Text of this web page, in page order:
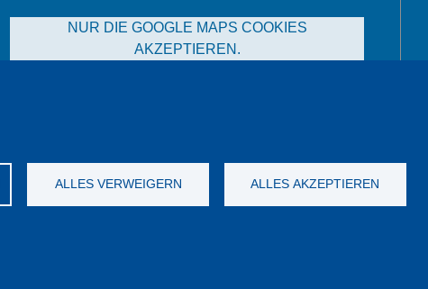
ALLES VERWEIGERN ALLES AKZEPTIEREN
NUR DIE GOOGLE MAPS COOKIES
AKZEPTIEREN.